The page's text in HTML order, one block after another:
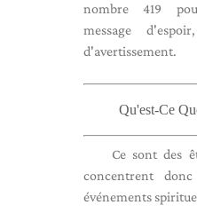
nombre 419
message
d'avertissement.
Qu'est-Ce
Ce sont des
concentrent
événements